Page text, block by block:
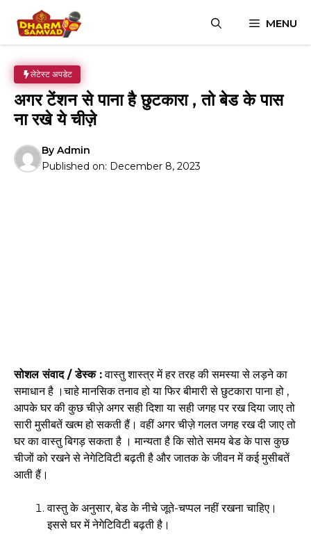
content
MENU
लेटेस्ट अपडेट
अगर टेंशन से पाना है छुटकारा , तो बेड के पास
ना रखे ये चीज़े
By Admin
Published on: December 8, 2023
सोशल संवाद / डेस्क :वास्तु शास्त्र में हर तरह की समस्या से लड़ने का
समाधान है ।चाहे मानसिक तनाव हो या फिर बीमारी से छुटकारा पाना हो ,
आपके घर की कुछ चीज़े अगर सही दिशा या सही जगह पर रख दिया जाए तो
सारी मुसीबतें खत्म हो सकती हैं। वहीं अगर चीज़े गलत जगह रख दी जाए तो
घर का वास्तु बिगड़ सकता है । मान्यता है कि सोते समय बेड के पास कुछ
चीजों को रखने से नेगेटिविटी बढ़ती है और जातक के जीवन में कई मुसीबतें
आती हैं।
वास्तु के अनुसार, बेड के नीचे जूते-चप्पल नहीं रखना चाहिए।
इससे घर में नेगेटिविटी बढ़ती है।